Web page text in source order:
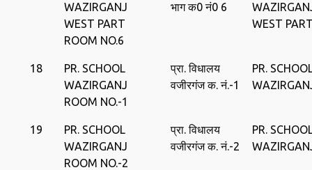
WAZIRGANJ
WEST PART
ROOM NO.6
भाग क0 नं0 6
WEST
18
PR. SCHOOL
WAZIRGANJ
ROOM NO.-1
प्रा. विधालय
वजीरगंज क. नं.-1
PR.
19
PR. SCHOOL
WAZIRGANJ
ROOM NO.-2
प्रा. विधालय
वजीरगंज क. नं.-2
PR.